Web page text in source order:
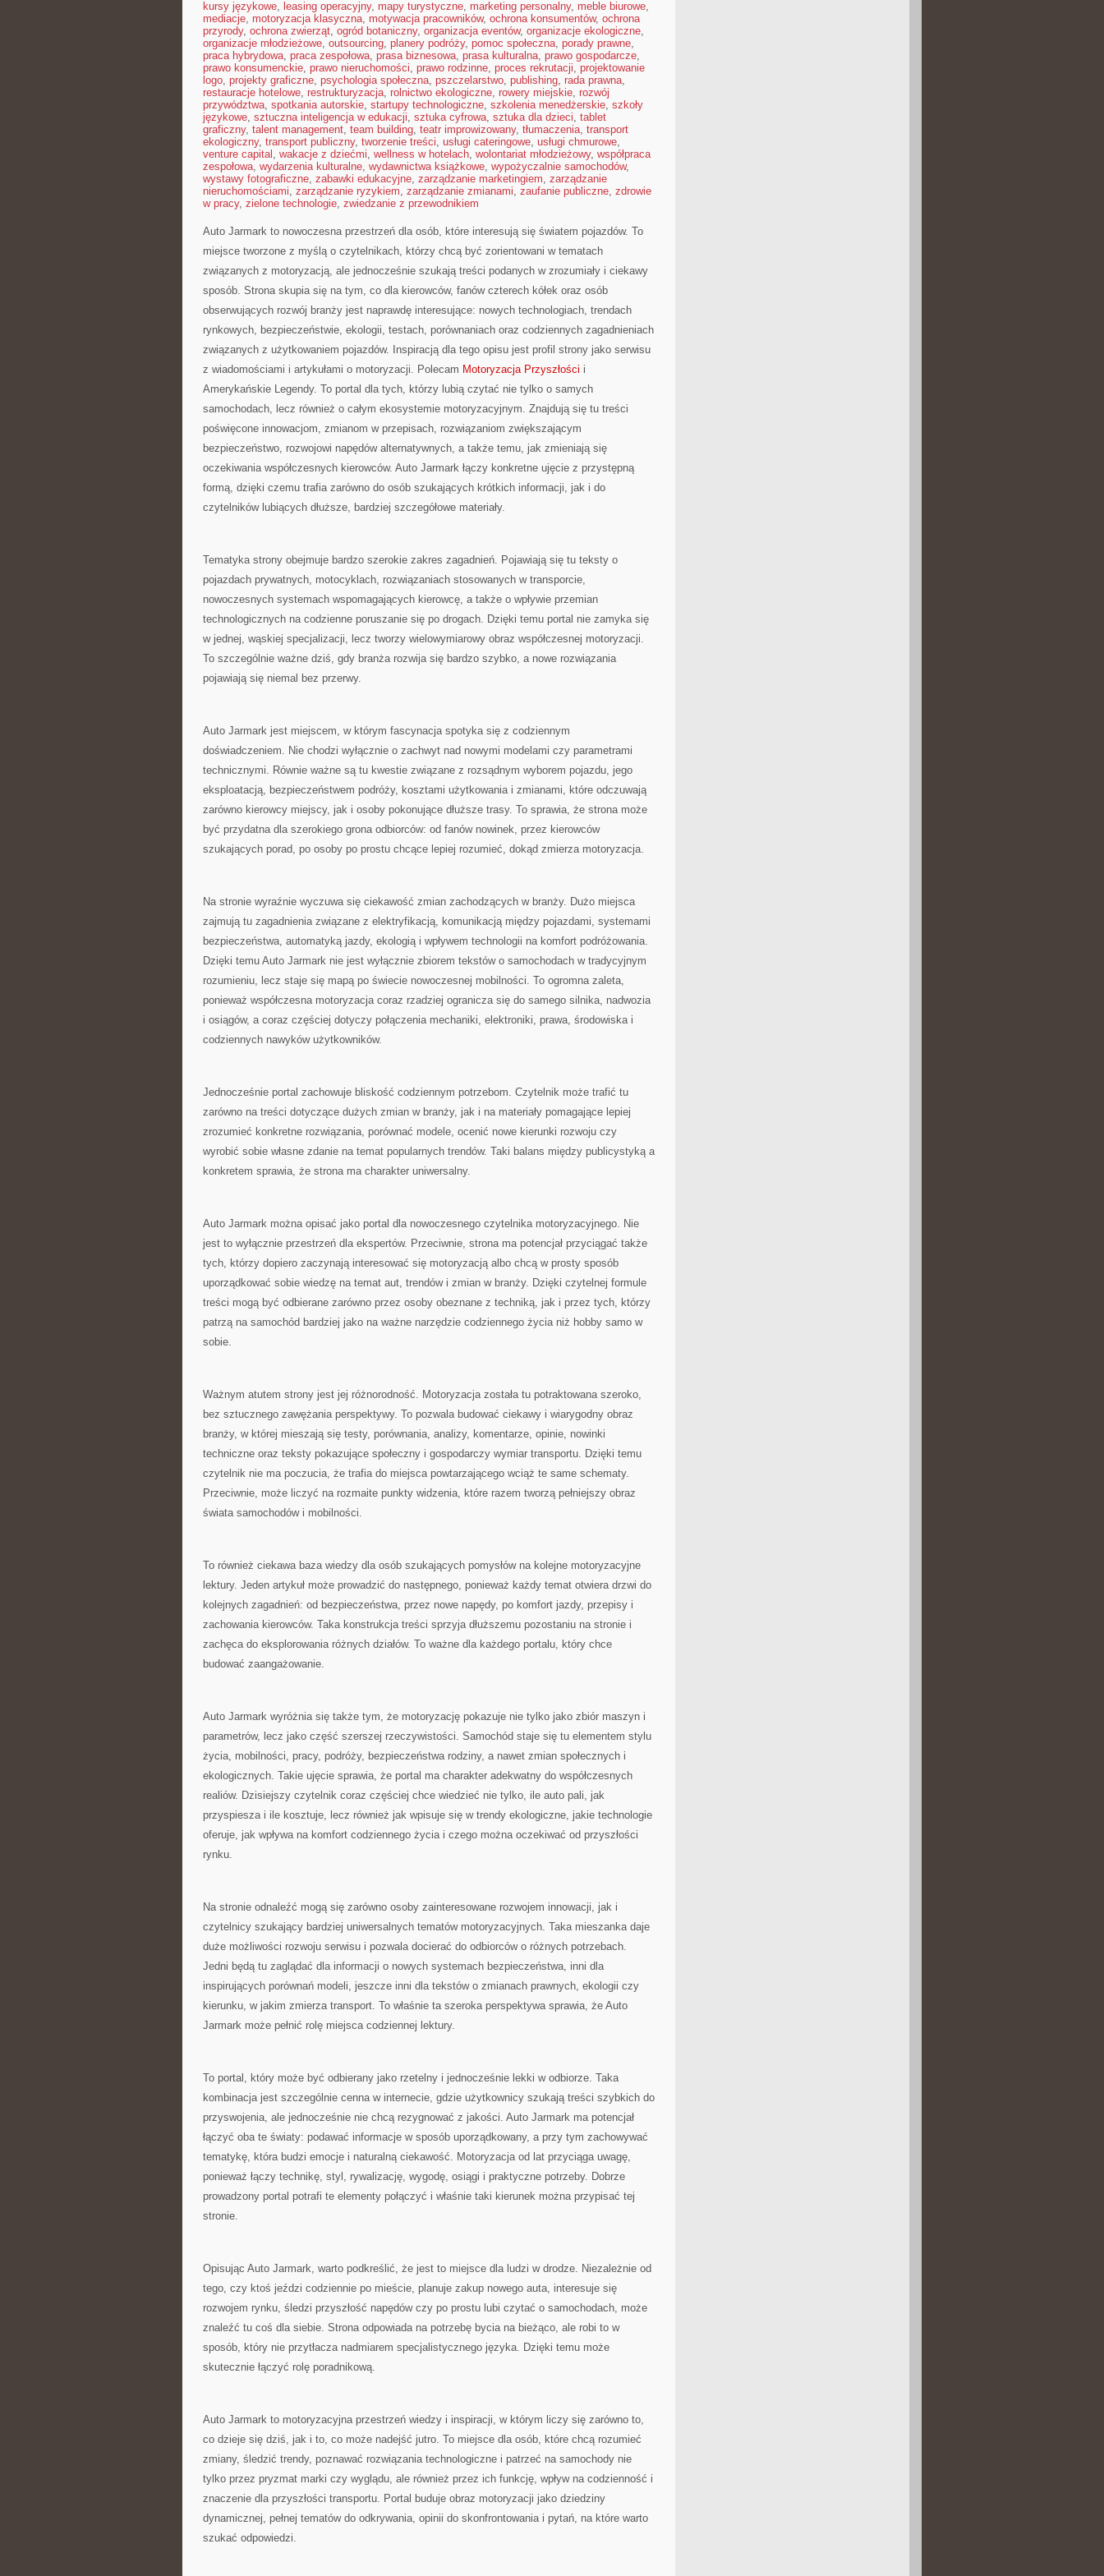
kursy językowe, leasing operacyjny, mapy turystyczne, marketing personalny, meble biurowe,
mediacje, motoryzacja klasyczna, motywacja pracowników, ochrona konsumentów, ochrona
przyrody, ochrona zwierząt, ogród botaniczny, organizacja eventów, organizacje ekologiczne,
organizacje młodzieżowe, outsourcing, planery podróży, pomoc społeczna, porady prawne,
praca hybrydowa, praca zespołowa, prasa biznesowa, prasa kulturalna, prawo gospodarcze,
prawo konsumenckie, prawo nieruchomości, prawo rodzinne, proces rekrutacji, projektowanie
logo, projekty graficzne, psychologia społeczna, pszczelarstwo, publishing, rada prawna,
restauracje hotelowe, restrukturyzacja, rolnictwo ekologiczne, rowery miejskie, rozwój
przywództwa, spotkania autorskie, startupy technologiczne, szkolenia menedżerskie, szkoły
językowe, sztuczna inteligencja w edukacji, sztuka cyfrowa, sztuka dla dzieci, tablet
graficzny, talent management, team building, teatr improwizowany, tłumaczenia, transport
ekologiczny, transport publiczny, tworzenie treści, usługi cateringowe, usługi chmurowe,
venture capital , wakacje z dziećmi, wellness w hotelach, wolontariat młodzieżowy, współpraca
zespołowa, wydarzenia kulturalne, wydawnictwa książkowe, wypożyczalnie samochodów,
wystawy fotograficzne, zabawki edukacyjne, zarządzanie marketingiem, zarządzanie
nieruchomościami, zarządzanie ryzykiem, zarządzanie zmianami, zaufanie publiczne, zdrowie
w pracy, zielone technologie, zwiedzanie z przewodnikiem
Auto Jarmark to nowoczesna przestrzeń dla osób, które interesują się światem pojazdów. To
miejsce tworzone z myślą o czytelnikach, którzy chcą być zorientowani w tematach
związanych z motoryzacją, ale jednocześnie szukają treści podanych w zrozumiały i ciekawy
sposób. Strona skupia się na tym, co dla kierowców, fanów czterech kółek oraz osób
obserwujących rozwój branży jest naprawdę interesujące: nowych technologiach, trendach
rynkowych, bezpieczeństwie, ekologii, testach, porównaniach oraz codziennych zagadnieniach
związanych z użytkowaniem pojazdów. Inspiracją dla tego opisu jest profil strony jako serwisu
z wiadomościami i artykułami o motoryzacji. Polecam Motoryzacja Przyszłości i
Amerykańskie Legendy. To portal dla tych, którzy lubią czytać nie tylko o samych
samochodach, lecz również o całym ekosystemie motoryzacyjnym. Znajdują się tu treści
poświęcone innowacjom, zmianom w przepisach, rozwiązaniom zwiększającym
bezpieczeństwo, rozwojowi napędów alternatywnych, a także temu, jak zmieniają się
oczekiwania współczesnych kierowców. Auto Jarmark łączy konkretne ujęcie z przystępną
formą, dzięki czemu trafia zarówno do osób szukających krótkich informacji, jak i do
czytelników lubiących dłuższe, bardziej szczegółowe materiały.
Tematyka strony obejmuje bardzo szerokie zakres zagadnień. Pojawiają się tu teksty o
pojazdach prywatnych, motocyklach, rozwiązaniach stosowanych w transporcie,
nowoczesnych systemach wspomagających kierowcę, a także o wpływie przemian
technologicznych na codzienne poruszanie się po drogach. Dzięki temu portal nie zamyka się
w jednej, wąskiej specjalizacji, lecz tworzy wielowymiarowy obraz współczesnej motoryzacji.
To szczególnie ważne dziś, gdy branża rozwija się bardzo szybko, a nowe rozwiązania
pojawiają się niemal bez przerwy.
Auto Jarmark jest miejscem, w którym fascynacja spotyka się z codziennym
doświadczeniem. Nie chodzi wyłącznie o zachwyt nad nowymi modelami czy parametrami
technicznymi. Równie ważne są tu kwestie związane z rozsądnym wyborem pojazdu, jego
eksploatacją, bezpieczeństwem podróży, kosztami użytkowania i zmianami, które odczuwają
zarówno kierowcy miejscy, jak i osoby pokonujące dłuższe trasy. To sprawia, że strona może
być przydatna dla szerokiego grona odbiorców: od fanów nowinek, przez kierowców
szukających porad, po osoby po prostu chcące lepiej rozumieć, dokąd zmierza motoryzacja.
Na stronie wyraźnie wyczuwa się ciekawość zmian zachodzących w branży. Dużo miejsca
zajmują tu zagadnienia związane z elektryfikacją, komunikacją między pojazdami, systemami
bezpieczeństwa, automatyką jazdy, ekologią i wpływem technologii na komfort podróżowania.
Dzięki temu Auto Jarmark nie jest wyłącznie zbiorem tekstów o samochodach w tradycyjnym
rozumieniu, lecz staje się mapą po świecie nowoczesnej mobilności. To ogromna zaleta,
ponieważ współczesna motoryzacja coraz rzadziej ogranicza się do samego silnika, nadwozia
i osiągów, a coraz częściej dotyczy połączenia mechaniki, elektroniki, prawa, środowiska i
codziennych nawyków użytkowników.
Jednocześnie portal zachowuje bliskość codziennym potrzebom. Czytelnik może trafić tu
zarówno na treści dotyczące dużych zmian w branży, jak i na materiały pomagające lepiej
zrozumieć konkretne rozwiązania, porównać modele, ocenić nowe kierunki rozwoju czy
wyrobić sobie własne zdanie na temat popularnych trendów. Taki balans między publicystyką a
konkretem sprawia, że strona ma charakter uniwersalny.
Auto Jarmark można opisać jako portal dla nowoczesnego czytelnika motoryzacyjnego. Nie
jest to wyłącznie przestrzeń dla ekspertów. Przeciwnie, strona ma potencjał przyciągać także
tych, którzy dopiero zaczynają interesować się motoryzacją albo chcą w prosty sposób
uporządkować sobie wiedzę na temat aut, trendów i zmian w branży. Dzięki czytelnej formule
treści mogą być odbierane zarówno przez osoby obeznane z techniką, jak i przez tych, którzy
patrzą na samochód bardziej jako na ważne narzędzie codziennego życia niż hobby samo w
sobie.
Ważnym atutem strony jest jej różnorodność. Motoryzacja została tu potraktowana szeroko,
bez sztucznego zawężania perspektywy. To pozwala budować ciekawy i wiarygodny obraz
branży, w której mieszają się testy, porównania, analizy, komentarze, opinie, nowinki
techniczne oraz teksty pokazujące społeczny i gospodarczy wymiar transportu. Dzięki temu
czytelnik nie ma poczucia, że trafia do miejsca powtarzającego wciąż te same schematy.
Przeciwnie, może liczyć na rozmaite punkty widzenia, które razem tworzą pełniejszy obraz
świata samochodów i mobilności.
To również ciekawa baza wiedzy dla osób szukających pomysłów na kolejne motoryzacyjne
lektury. Jeden artykuł może prowadzić do następnego, ponieważ każdy temat otwiera drzwi do
kolejnych zagadnień: od bezpieczeństwa, przez nowe napędy, po komfort jazdy, przepisy i
zachowania kierowców. Taka konstrukcja treści sprzyja dłuższemu pozostaniu na stronie i
zachęca do eksplorowania różnych działów. To ważne dla każdego portalu, który chce
budować zaangażowanie.
Auto Jarmark wyróżnia się także tym, że motoryzację pokazuje nie tylko jako zbiór maszyn i
parametrów, lecz jako część szerszej rzeczywistości. Samochód staje się tu elementem stylu
życia, mobilności, pracy, podróży, bezpieczeństwa rodziny, a nawet zmian społecznych i
ekologicznych. Takie ujęcie sprawia, że portal ma charakter adekwatny do współczesnych
realiów. Dzisiejszy czytelnik coraz częściej chce wiedzieć nie tylko, ile auto pali, jak
przyspiesza i ile kosztuje, lecz również jak wpisuje się w trendy ekologiczne, jakie technologie
oferuje, jak wpływa na komfort codziennego życia i czego można oczekiwać od przyszłości
rynku.
Na stronie odnaleźć mogą się zarówno osoby zainteresowane rozwojem innowacji, jak i
czytelnicy szukający bardziej uniwersalnych tematów motoryzacyjnych. Taka mieszanka daje
duże możliwości rozwoju serwisu i pozwala docierać do odbiorców o różnych potrzebach.
Jedni będą tu zaglądać dla informacji o nowych systemach bezpieczeństwa, inni dla
inspirujących porównań modeli, jeszcze inni dla tekstów o zmianach prawnych, ekologii czy
kierunku, w jakim zmierza transport. To właśnie ta szeroka perspektywa sprawia, że Auto
Jarmark może pełnić rolę miejsca codziennej lektury.
To portal, który może być odbierany jako rzetelny i jednocześnie lekki w odbiorze. Taka
kombinacja jest szczególnie cenna w internecie, gdzie użytkownicy szukają treści szybkich do
przyswojenia, ale jednocześnie nie chcą rezygnować z jakości. Auto Jarmark ma potencjał
łączyć oba te światy: podawać informacje w sposób uporządkowany, a przy tym zachowywać
tematykę, która budzi emocje i naturalną ciekawość. Motoryzacja od lat przyciąga uwagę,
ponieważ łączy technikę, styl, rywalizację, wygodę, osiągi i praktyczne potrzeby. Dobrze
prowadzony portal potrafi te elementy połączyć i właśnie taki kierunek można przypisać tej
stronie.
Opisując Auto Jarmark, warto podkreślić, że jest to miejsce dla ludzi w drodze. Niezależnie od
tego, czy ktoś jeździ codziennie po mieście, planuje zakup nowego auta, interesuje się
rozwojem rynku, śledzi przyszłość napędów czy po prostu lubi czytać o samochodach, może
znaleźć tu coś dla siebie. Strona odpowiada na potrzebę bycia na bieżąco, ale robi to w
sposób, który nie przytłacza nadmiarem specjalistycznego języka. Dzięki temu może
skutecznie łączyć rolę poradnikową.
Auto Jarmark to motoryzacyjna przestrzeń wiedzy i inspiracji, w którym liczy się zarówno to,
co dzieje się dziś, jak i to, co może nadejść jutro. To miejsce dla osób, które chcą rozumieć
zmiany, śledzić trendy, poznawać rozwiązania technologiczne i patrzeć na samochody nie
tylko przez pryzmat marki czy wyglądu, ale również przez ich funkcję, wpływ na codzienność i
znaczenie dla przyszłości transportu. Portal buduje obraz motoryzacji jako dziedziny
dynamicznej, pełnej tematów do odkrywania, opinii do skonfrontowania i pytań, na które warto
szukać odpowiedzi.